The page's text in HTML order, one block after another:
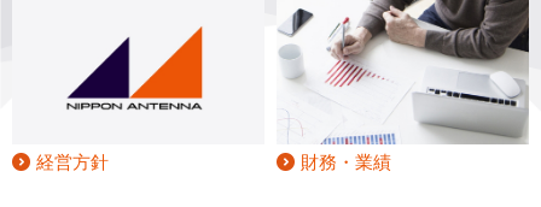
経営方針 財務・業績
商品・サービス
お問い合わせ
サイトマップ ENGLISH